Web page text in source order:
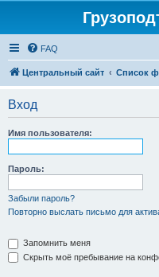
FAQ
Центральный сайт Список
Вход
Имя пользователя:
Пароль:
Забыли пароль?
Повторно выслать письмо для
Запомнить меня
Скрыть моё пребывание на